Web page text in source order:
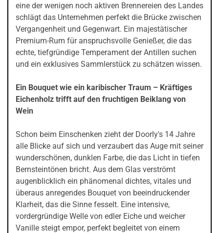
eine der wenigen noch aktiven Brennereien des Landes
schlägt das Unternehmen perfekt die Brücke zwischen
Vergangenheit und Gegenwart. Ein majestätischer
Premium-Rum für anspruchsvolle Genießer, die das
echte, tiefgründige Temperament der Antillen suchen
und ein exklusives Sammlerstück zu schätzen wissen.
Ein Bouquet wie ein karibischer Traum – Kräftiges
Eichenholz trifft auf den fruchtigen Beiklang von
Wein
Schon beim Einschenken zieht der Doorly's 14 Jahre
alle Blicke auf sich und verzaubert das Auge mit seiner
wunderschönen, dunklen Farbe, die das Licht in tiefen
Bernsteintönen bricht. Aus dem Glas verströmt
augenblicklich ein phänomenal dichtes, vitales und
überaus anregendes Bouquet von beeindruckender
Klarheit, das die Sinne fesselt. Eine intensive,
vordergründige Welle von edler Eiche und weicher
Vanille steigt empor, perfekt begleitet von einem